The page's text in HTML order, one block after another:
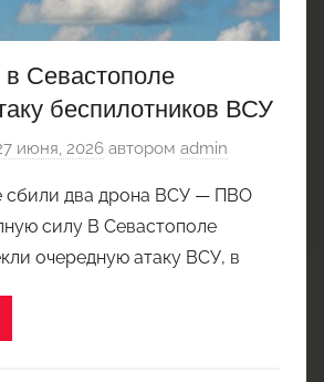
Севастополе
беспилотников ВСУ
июня, 2026 автором admin
сбили два дрона ВСУ — ПВО
силу В Севастополе
очередную атаку ВСУ, в